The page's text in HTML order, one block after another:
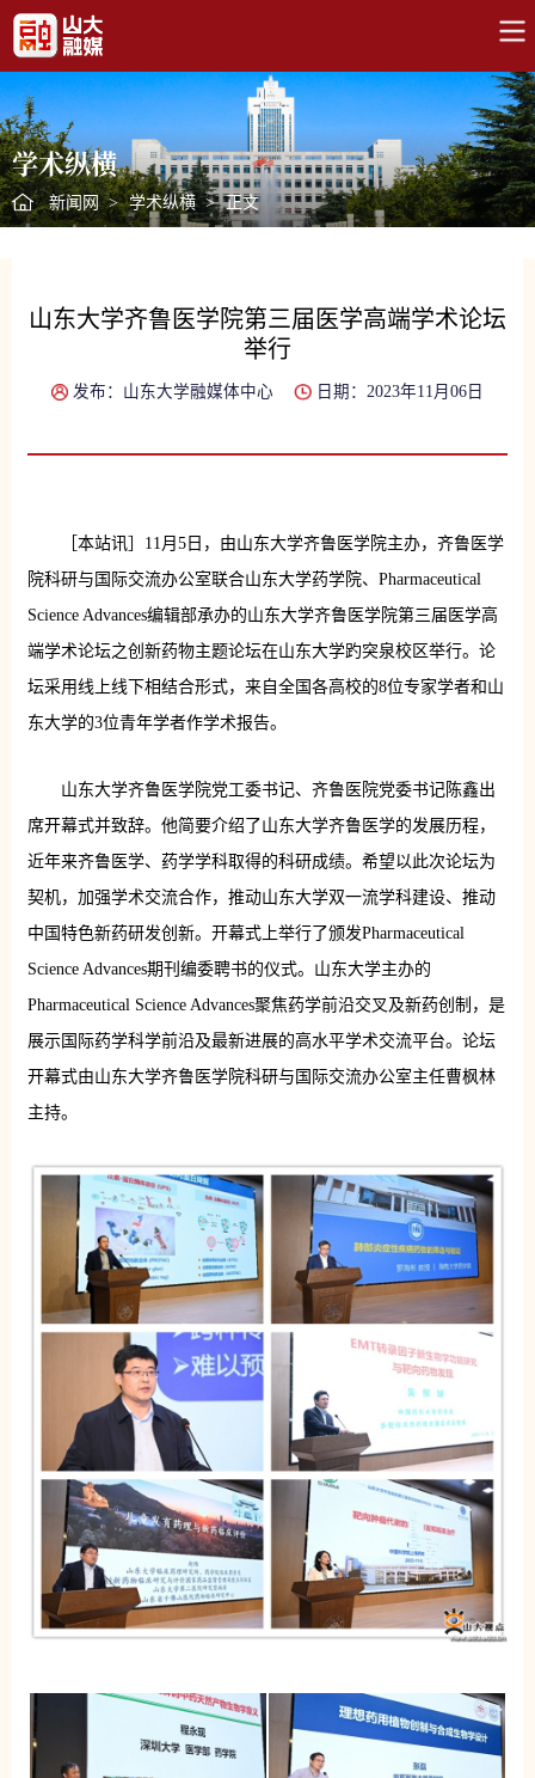
学术纵横
新闻网 > 学术纵横 > 正文
山东大学齐鲁医学院第三届医学高端学术论坛
举行
发布：山东大学融媒体中心 日期：2023年11月06日
［本站讯］11月5日，由山东大学齐鲁医学院主办，齐鲁医学
院科研与国际交流办公室联合山东大学药学院、Pharmaceutical
Science Advances编辑部承办的山东大学齐鲁医学院第三届医学高
端学术论坛之创新药物主题论坛在山东大学趵突泉校区举行。论
坛采用线上线下相结合形式，来自全国各高校的8位专家学者和山
东大学的3位青年学者作学术报告。
山东大学齐鲁医学院党工委书记、齐鲁医院党委书记陈鑫出
席开幕式并致辞。他简要介绍了山东大学齐鲁医学的发展历程，
近年来齐鲁医学、药学学科取得的科研成绩。希望以此次论坛为
契机，加强学术交流合作，推动山东大学双一流学科建设、推动
中国特色新药研发创新。开幕式上举行了颁发Pharmaceutical
Science Advances期刊编委聘书的仪式。山东大学主办的
Pharmaceutical Science Advances聚焦药学前沿交叉及新药创制，是
展示国际药学科学前沿及最新进展的高水平学术交流平台。论坛
开幕式由山东大学齐鲁医学院科研与国际交流办公室主任曹枫林
主持。